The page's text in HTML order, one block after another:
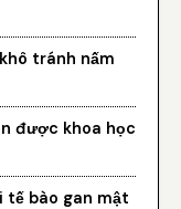
tránh nấm
được khoa học
tế bào gan mật